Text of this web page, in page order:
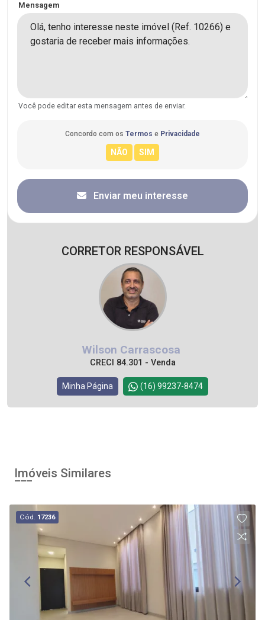
Mensagem
Você pode editar esta mensagem antes de enviar.
Concordo com os Termos e Privacidade
Enviar meu interesse
CORRETOR RESPONSÁVEL
Wilson Carrascosa
CRECI 84.301 - Venda
Minha Página (16) 99237-8474
Imóveis Similares
Cód. 17236